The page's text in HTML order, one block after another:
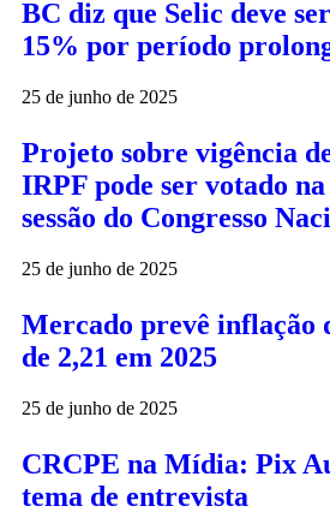
BC diz que Selic deve
15% por período
25 de junho de 2025
Projeto sobre vigência
IRPF pode ser votado
sessão do Congresso
25 de junho de 2025
Mercado prevê inflação
de 2,21 em 2025
25 de junho de 2025
CRCPE na Mídia: Pix
tema de entrevista